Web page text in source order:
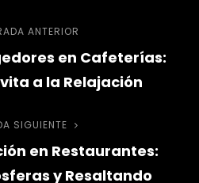
Entrada
anterior
ANTERIOR
en Cafeterías:
a la Relajación
Entrada
siguiente
SIGUIENTE
en Restaurantes:
y Resaltando